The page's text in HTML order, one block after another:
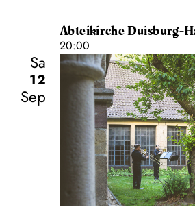
Abteikirche Duisburg-
20:00
Sa
12
Sep